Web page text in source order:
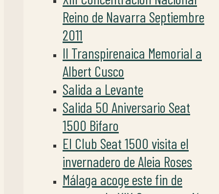
Reino de Navarra Septiembre
2011
II Transpirenaica Memorial a
Albert Cusco
Salida a Levante
Salida 50 Aniversario Seat
1500 Bifaro
El Club Seat 1500 visita el
invernadero de Aleia Roses
Málaga acoge este fin de